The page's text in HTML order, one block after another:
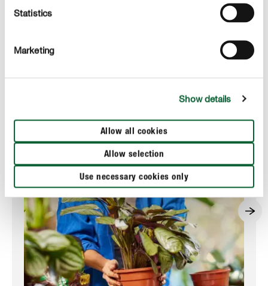
Statistics
Marketing
Show details
Allow all cookies
Allow selection
Use necessary cookies only